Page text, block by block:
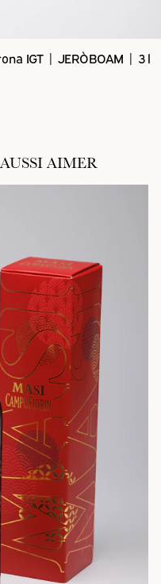
IGT | JERÒBOAM | 3 l
AIMER